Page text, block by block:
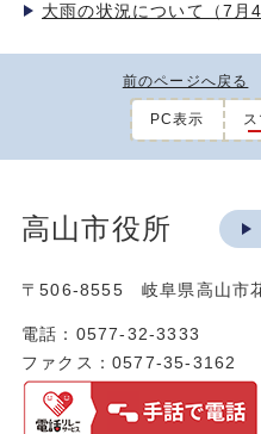
大雨の状況について（7月
前のページへ戻る
PC表示
高山市役所
〒506-8555 岐阜県高山市
電話：0577-32-3333
ファクス：0577-35-3162